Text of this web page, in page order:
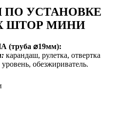
ПО УСТАНОВКЕ
ШТОР МИНИ
⌀19мм):
карандаш, рулетка, отвертка
обезжириватель.